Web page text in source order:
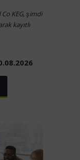
KEG, şimdi
kayıtlı